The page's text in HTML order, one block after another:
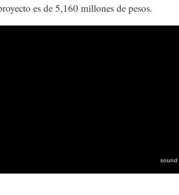
es de 5,160 millones de pesos.